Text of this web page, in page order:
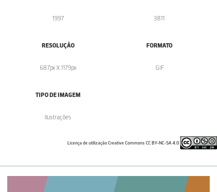
1997 3811
RESOLUÇÃO
687px X 1179px
FORMATO
.GIF
TIPO DE IMAGEM
Ilustrações
Licença de utilização Creative Commons CC BY-NC-SA 4.0